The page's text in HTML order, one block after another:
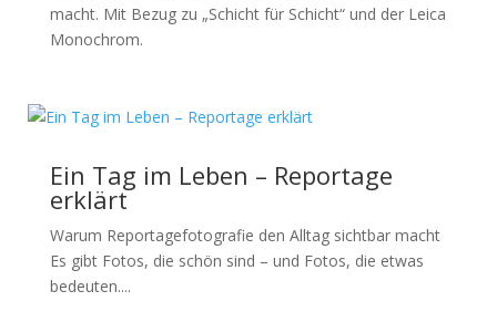
macht. Mit Bezug zu „Schicht für Schicht“ und der Leica
Monochrom.
Ein Tag im Leben – Reportage
erklärt
Warum Reportagefotografie den Alltag sichtbar macht
Es gibt Fotos, die schön sind – und Fotos, die etwas
bedeuten....